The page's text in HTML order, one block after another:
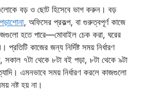
বড় ও ছোট হিসেবে ভাগ করুন। বড়
পড়াশোনা, অফিসের প্রকল্প, বা গুরুত্বপূর্ণ কাজে
হতে পারে—মোবাইল চেক করা, ঘরের
প্রতিটি কাজের জন্য নির্দিষ্ট সময় নির্ধারণ
৭টা থেকে ৮টা বই পড়া, ৮টা থেকে ৯টা
এমনভাবে সময় নির্ধারণ করলে কাজগুলো
নষ্ট হয় না।